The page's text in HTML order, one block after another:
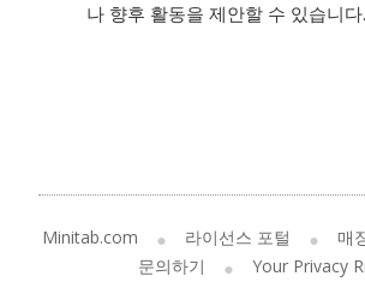
나 향후 활동을 제안할 수 있습니다.
Minitab.com 라이선스 포털 매
문의하기
Your Privacy